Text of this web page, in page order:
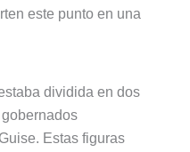
este punto en una
dividida en dos
Estas figuras